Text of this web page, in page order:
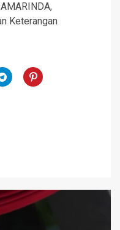
Keterangan